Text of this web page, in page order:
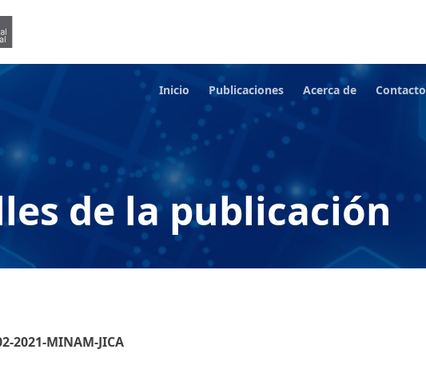
Inicio Publicaciones Acerca de Contacto
de la publicación
2021-MINAM-JICA